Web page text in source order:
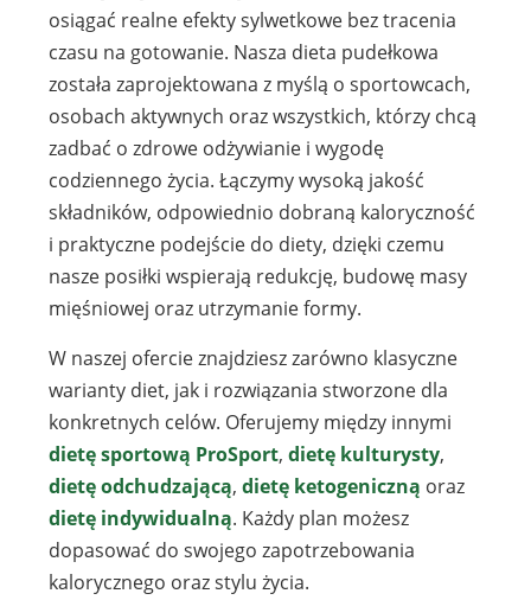
osiągać realne efekty sylwetkowe bez tracenia
czasu na gotowanie. Nasza dieta pudełkowa
została zaprojektowana z myślą o sportowcach,
osobach aktywnych oraz wszystkich, którzy chcą
zadbać o zdrowe odżywianie i wygodę
codziennego życia. Łączymy wysoką jakość
składników, odpowiednio dobraną kaloryczność
i praktyczne podejście do diety, dzięki czemu
nasze posiłki wspierają redukcję, budowę masy
mięśniowej oraz utrzymanie formy.
W naszej ofercie znajdziesz zarówno klasyczne
warianty diet, jak i rozwiązania stworzone dla
konkretnych celów. Oferujemy między innymi
dietę sportową ProSport, dietę kulturysty,
dietę odchudzającą, dietę ketogeniczną oraz
dietę indywidualną. Każdy plan możesz
dopasować do swojego zapotrzebowania
kalorycznego oraz stylu życia.